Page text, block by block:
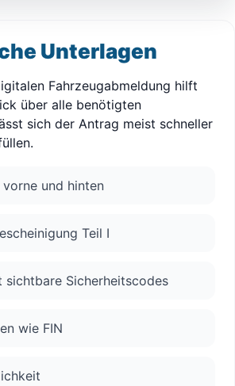
Unterlagen
Fahrzeugabmeldung hilft
über alle benötigten
sich der Antrag meist schneller
vorne und hinten
Teil I
sichtbare Sicherheitscodes
wie FIN